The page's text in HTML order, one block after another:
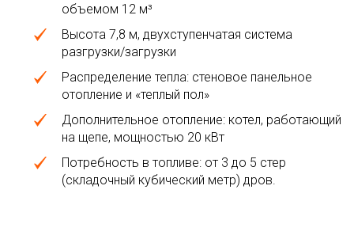
объемом 12 м³
Высота 7,8 м, двухступенчатая система
разгрузки/загрузки
Распределение тепла: стеновое панельное
отопление и «теплый пол»
Дополнительное отопление: котел, работающий
на щепе, мощностью 20 кВт
Потребность в топливе: от 3 до 5 стер
(складочный кубический метр) дров.